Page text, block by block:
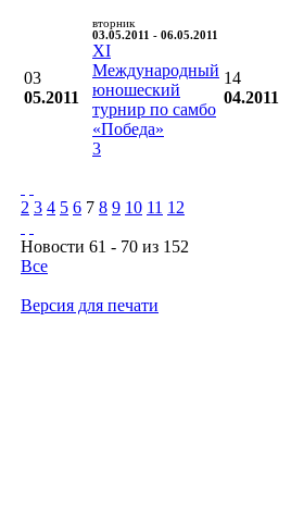
03
05.2011
вторник
03.05.2011 - 06.05.2011
XI
Международный
юношеский
турнир по самбо
«Победа»
3
14
04.2011
2 3 4 5 6 7 8 9 10 11 12
Новости 61 - 70 из 152
Все
Версия для печати